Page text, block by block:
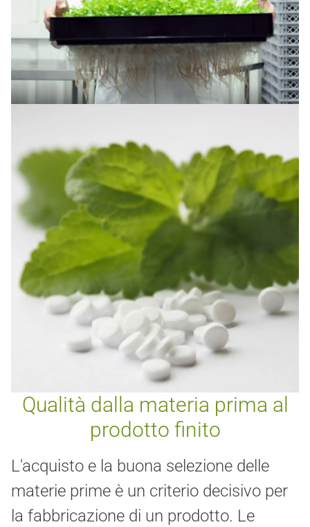
Qualità dalla materia prima al
prodotto finito
L'acquisto e la buona selezione delle
materie prime è un criterio decisivo per
la fabbricazione di un prodotto. Le